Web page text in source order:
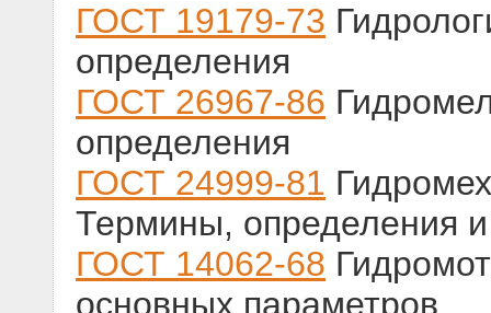
ГОСТ 19179-73
определения
ГОСТ 26967-86
определения
ГОСТ 24999-81
Термины, определения
ГОСТ 14062-68
основных параметров